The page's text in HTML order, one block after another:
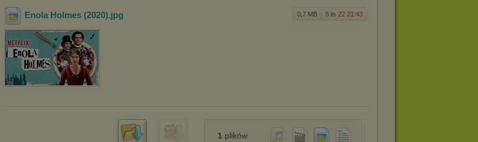
0,7 MB 5 lis 22 21:43
Enola Holmes (2020).jpg
1 plików